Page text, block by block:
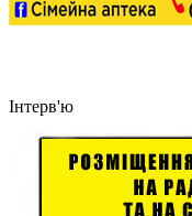
Інтерв'ю